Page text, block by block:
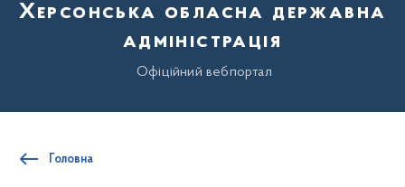
Херсонська обласна державна
адміністрація
Офіційний вебпортал
Головна